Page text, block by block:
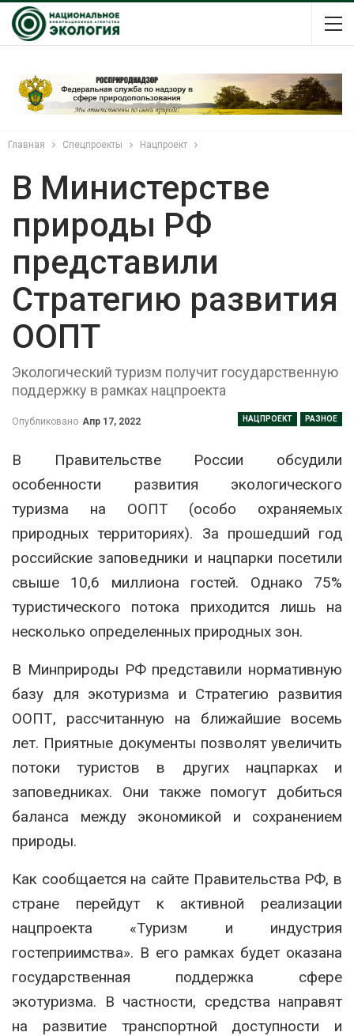
Главная Спецпроекты Нацпроект
В Министерстве
природы РФ
представили
Стратегию развития
ООПТ
Экологический туризм получит государственную
поддержку в рамках нацпроекта
НАЦПРОЕКТ РАЗНОЕ
Опубликовано Апр 17, 2022
В Правительстве России обсудили
особенности развития экологического
туризма на ООПТ (особо охраняемых
природных территориях). За прошедший год
российские заповедники и нацпарки посетили
свыше 10,6 миллиона гостей. Однако 75%
туристического потока приходится лишь на
несколько определенных природных зон.
В Минприроды РФ представили нормативную
базу для экотуризма и Стратегию развития
ООПТ, рассчитанную на ближайшие восемь
лет. Приятные документы позволят увеличить
потоки туристов в других нацпарках и
заповедниках. Они также помогут добиться
баланса между экономикой и сохранением
природы.
Как сообщается на сайте Правительства РФ, в
стране перейдут к активной реализации
нацпроекта «Туризм и индустрия
гостеприимства». В его рамках будет оказана
государственная поддержка сфере
экотуризма. В частности, средства направят
на развитие транспортной доступности и